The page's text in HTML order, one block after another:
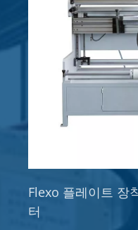
Flexo 플레이트 장
터